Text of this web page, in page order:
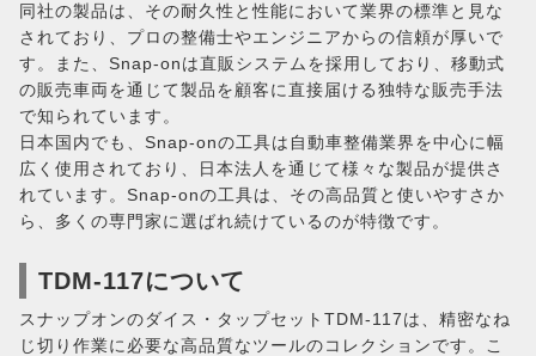
同社の製品は、その耐久性と性能において業界の標準と見な
されており、プロの整備士やエンジニアからの信頼が厚いで
す。また、Snap-onは直販システムを採用しており、移動式
の販売車両を通じて製品を顧客に直接届ける独特な販売手法
で知られています。
日本国内でも、Snap-onの工具は自動車整備業界を中心に幅
広く使用されており、日本法人を通じて様々な製品が提供さ
れています。Snap-onの工具は、その高品質と使いやすさか
ら、多くの専門家に選ばれ続けているのが特徴です。
TDM-117について
スナップオンのダイス・タップセットTDM-117は、精密なね
じ切り作業に必要な高品質なツールのコレクションです。こ